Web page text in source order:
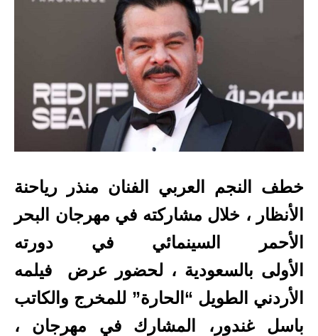
خطف النجم العربي الفنان منذر رياحنة
الأنظار ، خلال مشاركته في مهرجان البحر
الأحمر السينمائي في دورته
الأولى بالسعودية ، لحضور عرض فيلمه
الأردني الطويل “الحارة” للمخرج والكاتب
باسل غندور، المشارك في مهرجان ،